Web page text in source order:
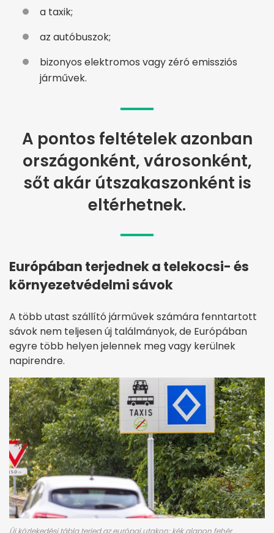
a taxik;
az autóbuszok;
bizonyos elektromos vagy zéró emissziós
járművek.
A pontos feltételek azonban
országonként, városonként,
sőt akár útszakaszonként is
eltérhetnek.
Európában terjednek a telekocsi- és
környezetvédelmi sávok
A több utast szállító járművek számára fenntartott
sávok nem teljesen új találmányok, de Európában
egyre több helyen jelennek meg vagy kerülnek
napirendre.
Új közlekedési tábla terjed az európai utakon: kék alapon fehér